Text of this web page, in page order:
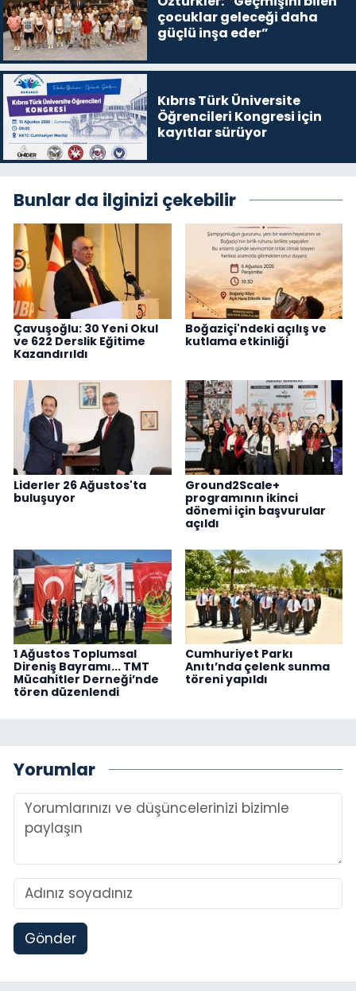
çocuklar geleceği daha
güçlü inşa eder”
Kıbrıs Türk Üniversite
Öğrencileri Kongresi için
kayıtlar sürüyor
Bunlar da ilginizi çekebilir
Çavuşoğlu: 30 Yeni Okul
ve 622 Derslik Eğitime
Kazandırıldı
Boğaziçi'ndeki açılış ve
kutlama etkinliği
Liderler 26 Ağustos'ta
buluşuyor
Ground2Scale+
programının ikinci
dönemi için başvurular
açıldı
1 Ağustos Toplumsal
Direniş Bayramı... TMT
Mücahitler Derneği’nde
tören düzenlendi
Cumhuriyet Parkı
Anıtı’nda çelenk sunma
töreni yapıldı
Yorumlar
Gönder